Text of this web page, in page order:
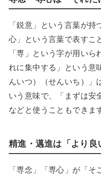
「鋭意」という言葉が
心」という言葉で表すこ
「専」という字が用い
れに集中する」という意
んいつ）（せんいち）」
いう意味で、「まずは安
などと使うこともできま
精進・邁進は「より良
「専念」「専心」が「